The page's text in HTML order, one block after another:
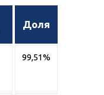
Доля
99,51%